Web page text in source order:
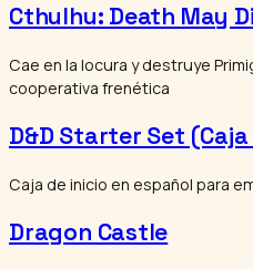
Cthulhu: Death May
Cae en la locura y destruye
cooperativa frenética
D&D Starter Set
Caja de inicio en español para
Dragon Castle